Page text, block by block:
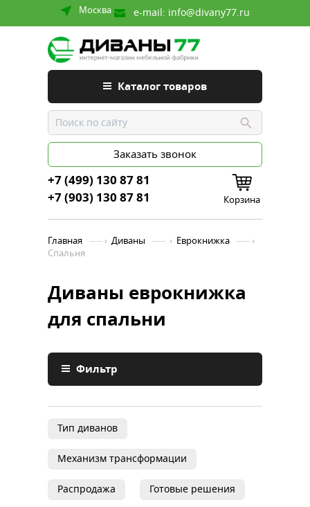
Москва e-mail: info@divany77.ru
Каталог товаров
Заказать звонок
+7 (499) 130 87 81
+7 (903) 130 87 81
Корзина
Главная › Диваны › Еврокнижка
›
Спальня
Диваны еврокнижка
для спальни
Фильтр
Тип диванов
Механизм трансформации
Распродажа Готовые решения